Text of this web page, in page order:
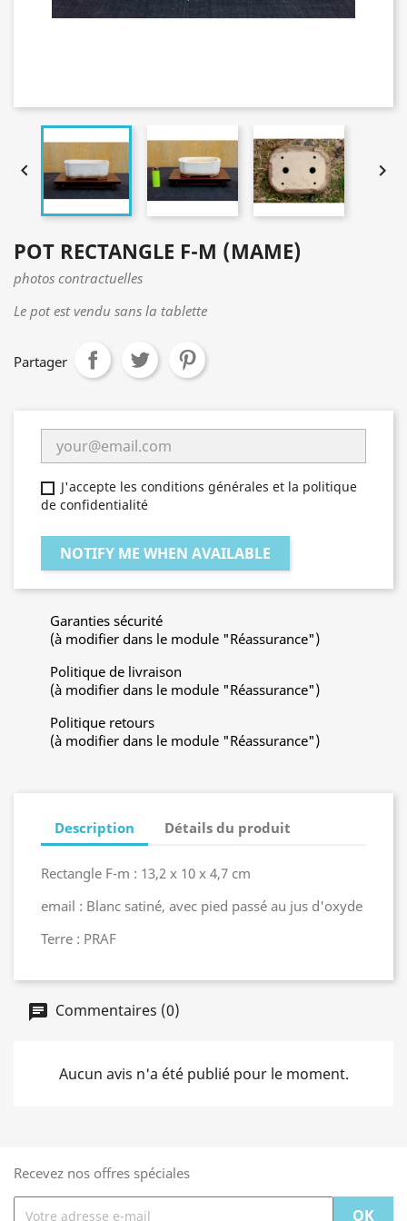
 
POT RECTANGLE F-M (MAME)
photos contractuelles
Le pot est vendu sans la tablette
Partager
J'accepte les conditions générales et la politique
de confidentialité
NOTIFY ME WHEN AVAILABLE
Garanties sécurité
(à modifier dans le module "Réassurance")
Politique de livraison
(à modifier dans le module "Réassurance")
Politique retours
(à modifier dans le module "Réassurance")
Description Détails du produit
Rectangle F-m : 13,2 x 10 x 4,7 cm
email : Blanc satiné, avec pied passé au jus d'oxyde
Terre : PRAF
Commentaires (0)
Aucun avis n'a été publié pour le moment.
Recevez nos offres spéciales